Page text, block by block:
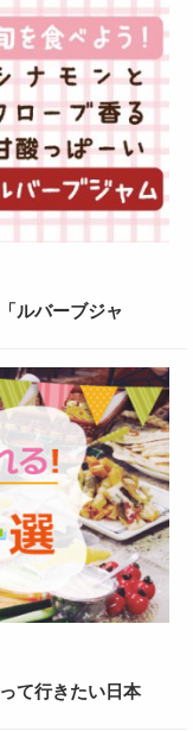
ルバーブジャ
て行きたい日本